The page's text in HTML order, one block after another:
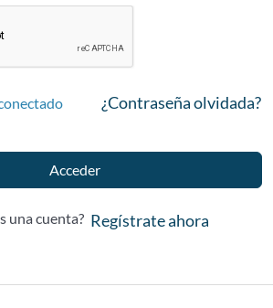
¿Contraseña olvidada?
Acceder
una cuenta? Regístrate ahora